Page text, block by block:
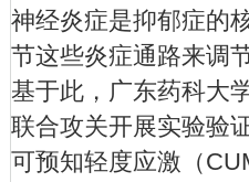
神经炎症是抑郁症的
节这些炎症通路来调
基于此，广东药科大
联合攻关开展实验验
可预知轻度应激（